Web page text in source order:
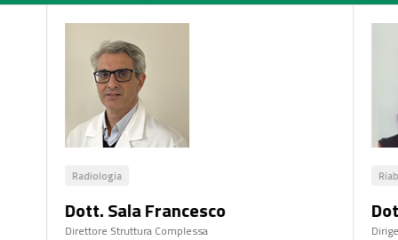
Radiologia
Dott. Sala Francesco
Direttore Struttura Complessa